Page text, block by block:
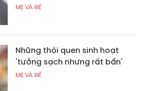
MẸ VÀ BÉ
Những thói quen sinh hoạt
'tưởng sạch nhưng rất bẩn'
MẸ VÀ BÉ